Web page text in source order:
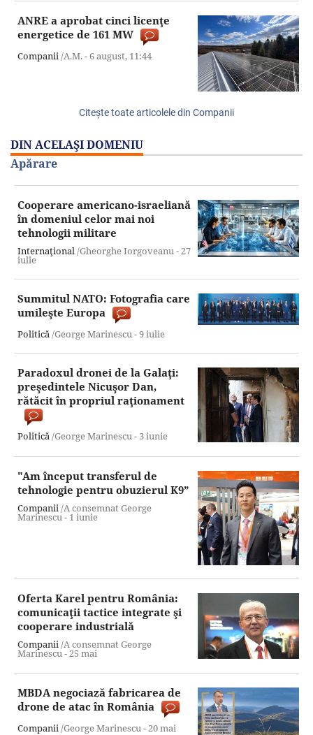
ANRE a aprobat cinci licenţe
energetice de 161 MW
Companii/A.M. -6 august, 11:44
Citeşte toate articolele din Companii
DIN ACELAŞI DOMENIU
Apărare
Cooperare americano-israeliană
în domeniul celor mai noi
tehnologii militare
Internaţional/Gheorghe Iorgoveanu -27
iulie
Summitul NATO: Fotografia care
umileşte Europa
Politică/George Marinescu -9 iulie
Paradoxul dronei de la Galaţi:
preşedintele Nicuşor Dan,
rătăcit în propriul raţionament
Politică/George Marinescu - 3 iunie
"Am început transferul de
tehnologie pentru obuzierul K9”
Companii /A consemnat George
Marinescu - 1 iunie
Oferta Karel pentru România:
comunicaţii tactice integrate şi
cooperare industrială
Companii/A consemnat George
Marinescu -25 mai
MBDA negociază fabricarea de
drone de atac în România
Companii/George Marinescu -20 mai